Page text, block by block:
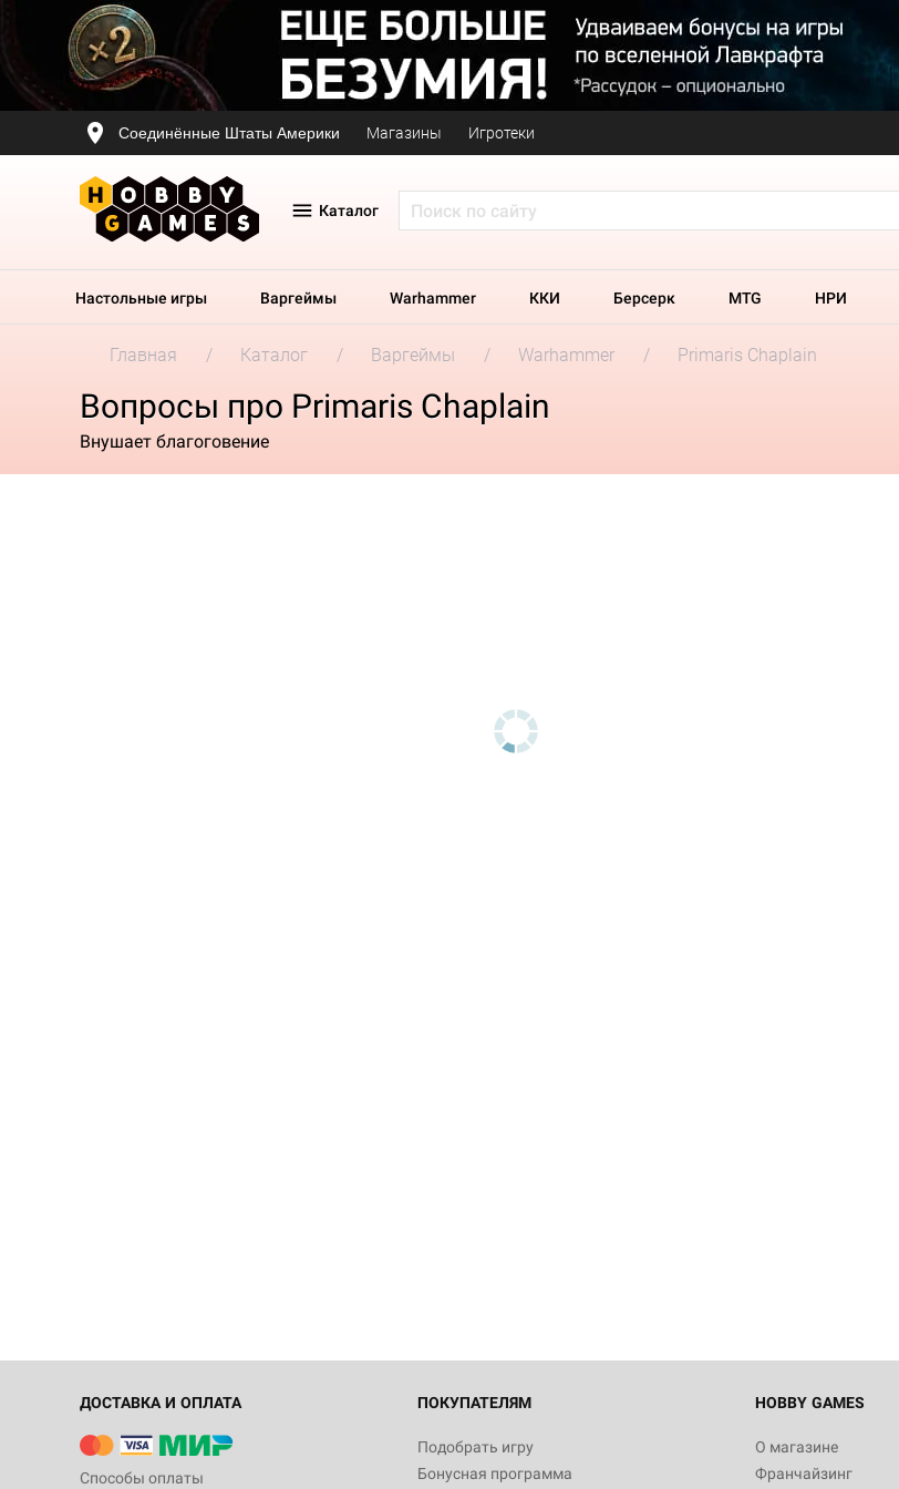
Соединённые Штаты Америки Магазины Игротеки
Каталог
Настольные игры Варгеймы Warhammer ККИ Берсерк MTG НРИ
Главная Каталог Варгеймы Warhammer Primaris Chaplain
Вопросы про Primaris Chaplain
Внушает благоговение
ДОСТАВКА И ОПЛАТА
Способы оплаты
ПОКУПАТЕЛЯМ
Подобрать игру
Бонусная программа
HOBBY GAMES
О магазине
Франчайзинг